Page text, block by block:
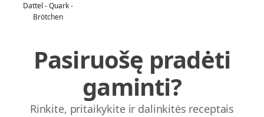
Dattel - Quark -
Brötchen
Pasiruošę pradėti
gaminti?
Rinkite, pritaikykite ir dalinkitės receptais